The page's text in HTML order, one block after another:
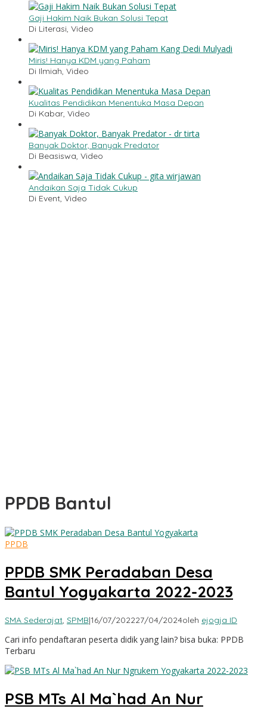
Gaji Hakim Naik Bukan Solusi Tepat
Di Literasi, Video
Miris! Hanya KDM yang Paham
Di Ilmiah, Video
Kualitas Pendidikan Menentuka Masa Depan
Di Kabar, Video
Banyak Doktor, Banyak Predator
Di Beasiswa, Video
Andaikan Saja Tidak Cukup
Di Event, Video
PPDB Bantul
PPDB
PPDB SMK Peradaban Desa
Bantul Yogyakarta 2022-2023
SMA Sederajat, SPMB|16/07/202227/04/2024oleh ejogja ID
Cari info pendaftaran peserta didik yang lain? bisa buka: PPDB
Terbaru
PSB MTs Al Ma`had An Nur